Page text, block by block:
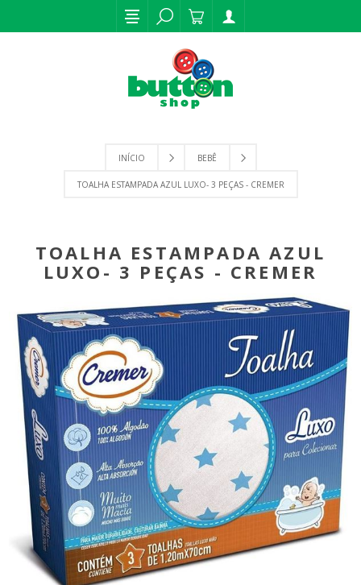
INÍCIO BEBÊ
TOALHA ESTAMPADA AZUL LUXO- 3 PEÇAS - CREMER
TOALHA ESTAMPADA AZUL
LUXO- 3 PEÇAS - CREMER